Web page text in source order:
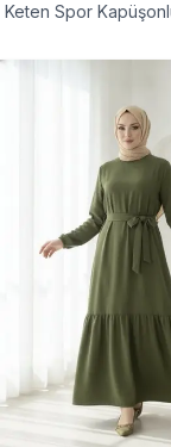
Keten Spor
Tesettür Elbise